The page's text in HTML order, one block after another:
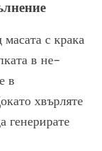
с крака
в не-
в
хвърляте
генерирате